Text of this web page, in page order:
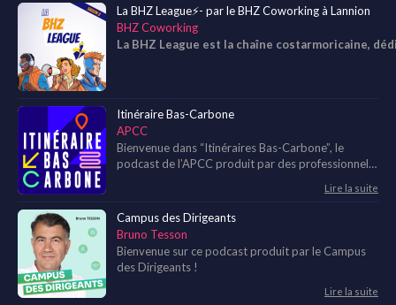
professionnelle ?
❓ Est-ce que tu te poses des tas de questions sur
la spiritualité, la philosophie du yoga... sans savoir
La BHZ League⚡- par le BHZ Coworking à Lannion
BHZ Coworking
La BHZ League est la chaîne costarmoricaine,
Itinéraire Bas-Carbone
APCC
Bienvenue dans “Itinéraires Bas-Carbone”, le
podcast de l’APCC produit par des professionnels
Lire la suite
Campus des Dirigeants
Bruno Tesson
Bienvenue sur ce podcast produit par le Campus
des Dirigeants !
Lire la suite